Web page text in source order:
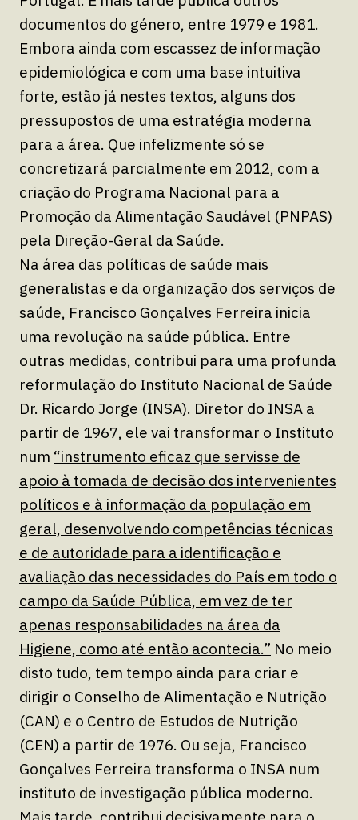
documentos do género, entre 1979 e 1981.
Embora ainda com escassez de informação
epidemiológica e com uma base intuitiva
forte, estão já nestes textos, alguns dos
pressupostos de uma estratégia moderna
para a área. Que infelizmente só se
concretizará parcialmente em 2012, com a
criação do Programa Nacional para a
Promoção da Alimentação Saudável (PNPAS)
pela Direção-Geral da Saúde.
Na área das políticas de saúde mais
generalistas e da organização dos serviços de
saúde, Francisco Gonçalves Ferreira inicia
uma revolução na saúde pública. Entre
outras medidas, contribui para uma profunda
reformulação do Instituto Nacional de Saúde
Dr. Ricardo Jorge (INSA). Diretor do INSA a
partir de 1967, ele vai transformar o Instituto
num “instrumento eficaz que servisse de
apoio à tomada de decisão dos intervenientes
políticos e à informação da população em
geral, desenvolvendo competências técnicas
e de autoridade para a identificação e
avaliação das necessidades do País em todo o
campo da Saúde Pública, em vez de ter
apenas responsabilidades na área da
Higiene, como até então acontecia.” No meio
disto tudo, tem tempo ainda para criar e
dirigir o Conselho de Alimentação e Nutrição
(CAN) e o Centro de Estudos de Nutrição
(CEN) a partir de 1976. Ou seja, Francisco
Gonçalves Ferreira transforma o INSA num
instituto de investigação pública moderno.